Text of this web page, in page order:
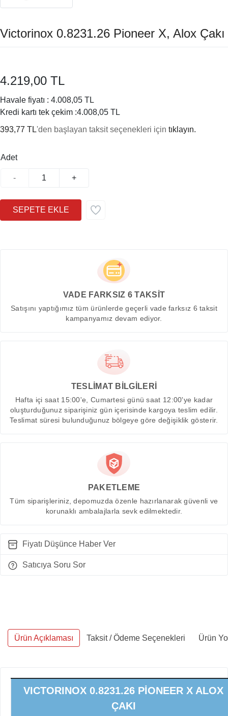
Victorinox 0.8231.26 Pioneer X, Alox Çakı
4.219,00 TL
Havale fiyatı : 4.008,05 TL
Kredi kartı tek çekim :4.008,05 TL
393,77 TL'den başlayan taksit seçenekleri için tıklayın.
Adet
- +
VADE FARKSIZ 6 TAKSİT
Satışını yaptığımız tüm ürünlerde geçerli vade farksız 6 taksit
kampanyamız devam ediyor.
TESLİMAT BİLGİLERİ
Hafta içi saat 15:00'e, Cumartesi günü saat 12:00'ye kadar
oluşturduğunuz siparişiniz gün içerisinde kargoya teslim edilir.
Teslimat süresi bulunduğunuz bölgeye göre değişiklik gösterir.
PAKETLEME
Tüm siparişleriniz, depomuzda özenle hazırlanarak güvenli ve
korunaklı ambalajlarla sevk edilmektedir.
Fiyatı Düşünce Haber Ver
Satıcıya Soru Sor
Ürün Açıklaması Taksit / Ödeme Seçenekleri Ürün
VICTORINOX 0.8231.26 PİONEER X ALOX
ÇAKI